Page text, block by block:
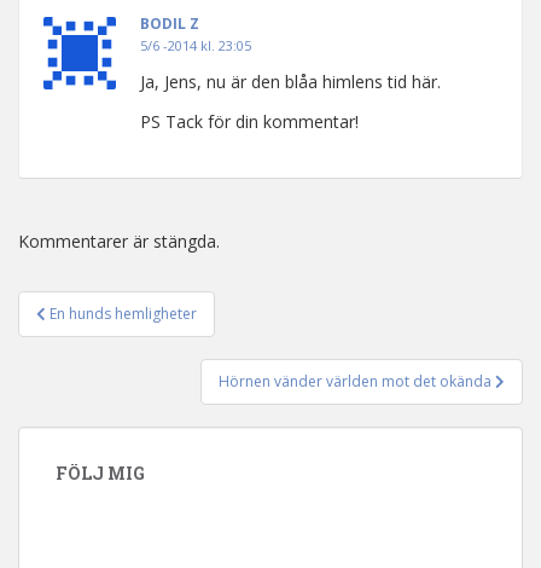
BODIL Z
5/6 -2014 kl. 23:05
Ja, Jens, nu är den blåa himlens tid här.
PS Tack för din kommentar!
Kommentarer är stängda.
Inläggsnavigering
En hunds hemligheter
Hörnen vänder världen mot det okända
FÖLJ MIG